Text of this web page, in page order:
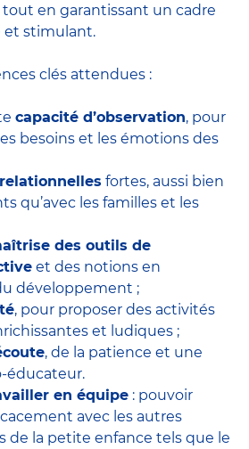
tout en garantissant un cadre
et stimulant.
clés attendues :
capacité d’observation, pour
besoins et les émotions des
fortes, aussi bien
qu’avec les familles et les
des outils de
et des notions en
développement ;
, pour proposer des activités
et ludiques ;
, de la patience et une
éducateur.
en équipe : pouvoir
avec les autres
de la petite enfance tels que le